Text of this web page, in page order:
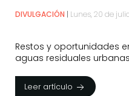
DIVULGACIÓN Lunes, 20 de
Restos y oportunidades
aguas residuales
Leer artículo